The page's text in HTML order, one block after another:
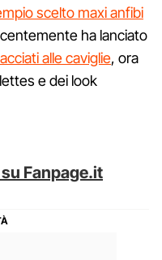
scelto maxi anfibi
ha lanciato
alle caviglie, ora
e dei look
Fanpage.it